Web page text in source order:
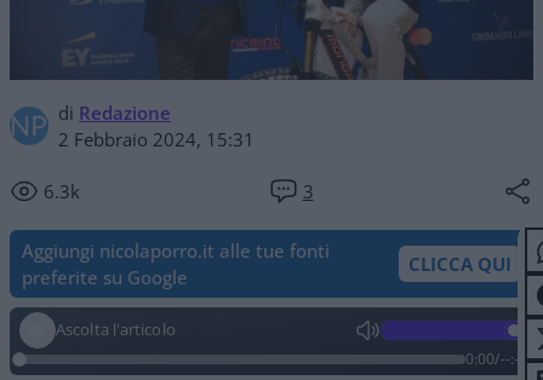
di Redazione
2 Febbraio 2024, 15:31
6.3k 3
Aggiungi nicolaporro.it alle tue fonti
preferite su Google
CLICCA QUI
Ascolta l'articolo
0:00/--:--